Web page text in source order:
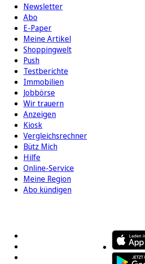
Newsletter
Abo
E-Paper
Meine Artikel
Shoppingwelt
Push
Testberichte
Immobilien
Jobbörse
Wir trauern
Anzeigen
Kiosk
Vergleichsrechner
Bütz Mich
Hilfe
Online-Service
Meine Region
Abo kündigen